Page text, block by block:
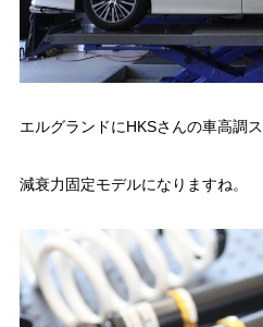
エルグランドにHKSさんの車高調
減衰力固定モデルになりますね。